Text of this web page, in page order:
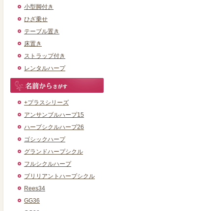
小型脚付き
ひざ乗せ
テーブル置き
床置き
ストラップ付き
レンタルハープ
+プラスシリーズ
アンサンブルハープ15
ハープシクルハープ26
ゴシックハープ
グランドハープシクル
フルシクルハープ
ブリリアントハープシクル
Rees34
GG36